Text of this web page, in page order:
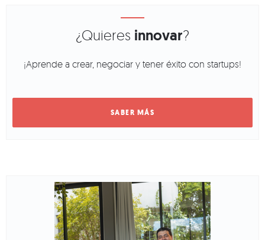
¿Quieres innovar?
¡Aprende a crear, negociar y tener éxito con startups!